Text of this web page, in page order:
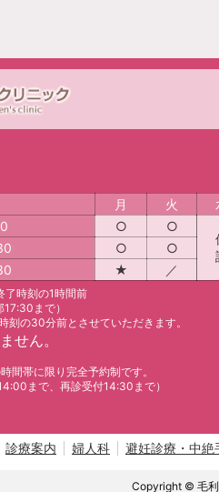
月 火
○
○
○ ○
★ ／
了時刻の1時間前
まで）
刻の30分前とさせていただきます。
せん。
間帯に限り完全予約制です。
まで、再診受付14:30まで）
診療案内 婦人科 避妊診療・中絶
Copyright © 毛利